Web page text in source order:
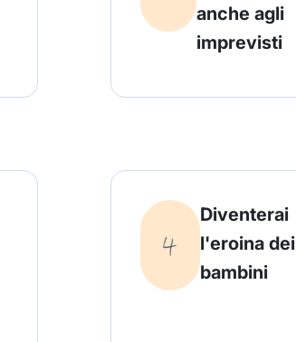
anche agli
imprevisti
Diventerai
l'eroina dei
bambini